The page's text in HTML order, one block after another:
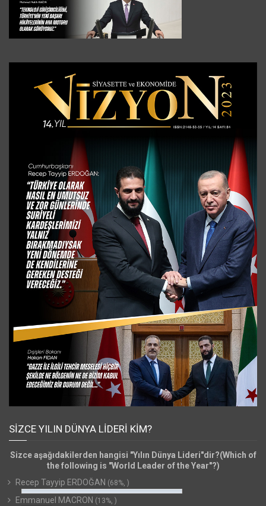
SIZCE YILIN DÜNYA LIDERI KIM?
Sizce aşağıdakilerden hangisi "Yılın Dünya Lideri"dir?(Which of
the following is "World Leader of the Year"?)
Recep Tayyip ERDOĞAN (68%, )
Emmanuel MACRON (13%, )